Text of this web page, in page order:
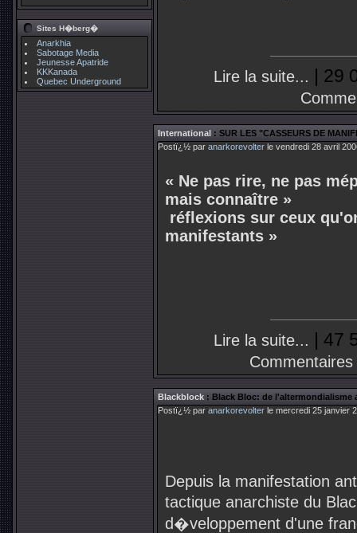
Sites H�berg�
Anarkhia
Sabotage Media
Jeunesse Apatride
KKKanada
Quebec Underground
Lire la suite... | 29
International : SUR LES "CASSEURS DE
Postï¿½ par anarkorevolter le vendredi 28 avril
« Ne pas rire, ne pas
mais connaître »
réflexions sur ceux
manifestants »
Lire la suite... | 47
Commentaires
Blackblock : Black Bloc: de
Postï¿½ par anarkorevolter le mercredi 25 janvier
Depuis la manifestation
tactique anarchiste du
d�veloppement d'une